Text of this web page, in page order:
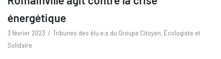
énergétique
3 février 2023
Tribunes des élu.e.s du Groupe Citoyen, Écologiste et
Solidaire